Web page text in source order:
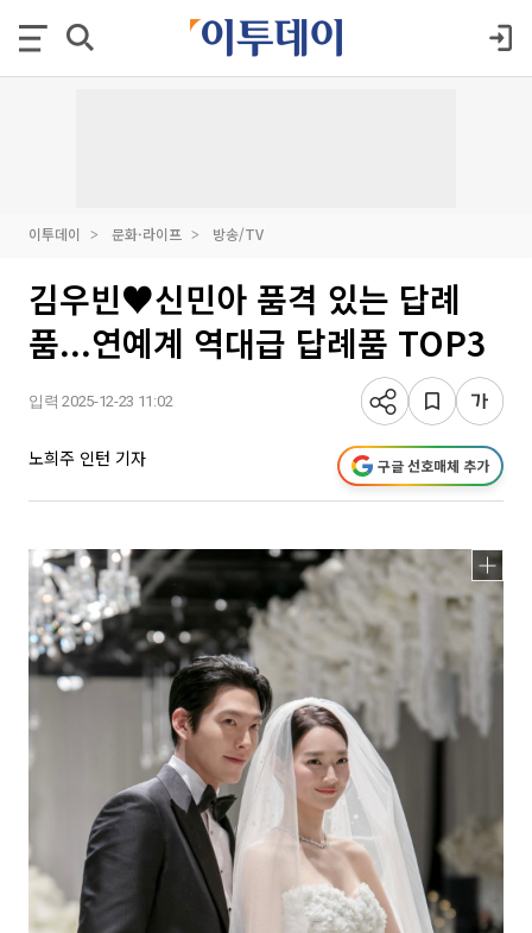
이투데이 문화·라이프 방송/TV
김우빈♥신민아 품격 있는 답례
품...연예계 역대급 답례품 TOP3
입력 2025-12-23 11:02
노희주 인턴 기자 구글 선호매체 추가